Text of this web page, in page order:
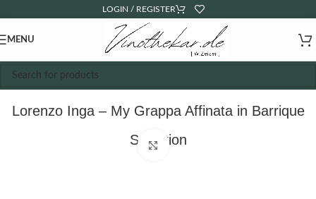
LOGIN / REGISTER
MENU
Lorenzo Inga – My Grappa Affinata in Barrique
SelectionClick to enlarge